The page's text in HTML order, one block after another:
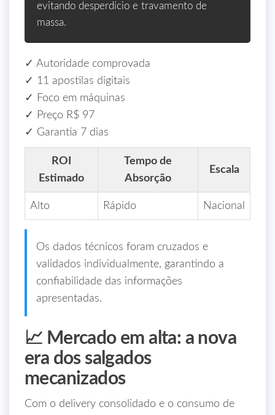
evitando desperdício e travamento de
massa.
✓ Autoridade comprovada
✓ 11 apostilas digitais
✓ Foco em máquinas
✓ Preço R$ 97
✓ Garantia 7 dias
ROI
Estimado
Tempo de
Absorção
Escala
Alto Rápido Nacional
Os dados técnicos foram cruzados e
validados individualmente, garantindo a
confiabilidade das informações
apresentadas.
📈 Mercado em alta: a nova
era dos salgados
mecanizados
Com o delivery consolidado e o consumo de